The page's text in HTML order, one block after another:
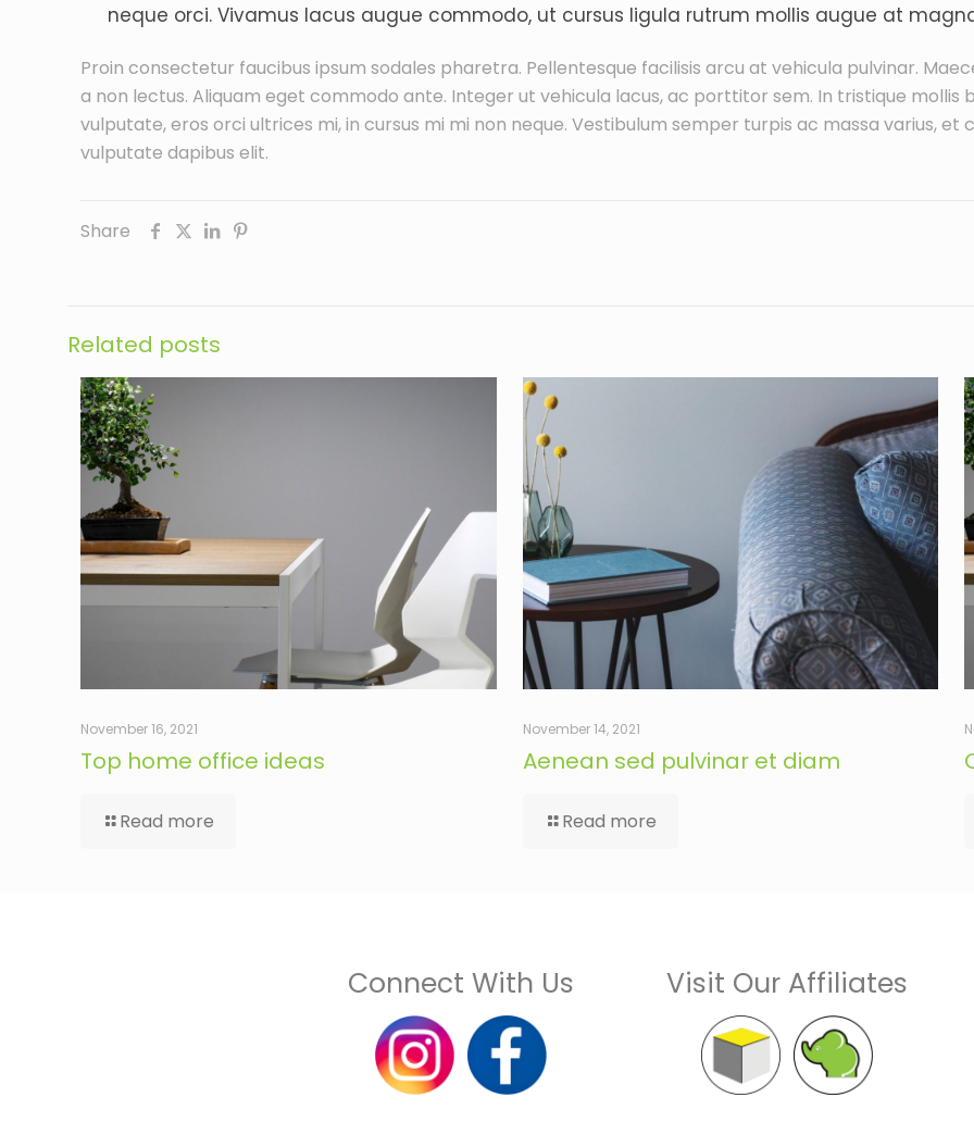
neque orci. Vivamus lacus augue commodo, ut cursus ligula rutrum mollis augue at
Proin consectetur faucibus ipsum sodales pharetra. Pellentesque facilisis arcu at vehicula pulvinar.
a non lectus. Aliquam eget commodo ante. Integer ut vehicula lacus, ac porttitor sem. In tristique mollis
vulputate, eros orci ultrices mi, in cursus mi mi non neque. Vestibulum semper turpis ac massa varius, et
vulputate dapibus elit.
Share
Related posts
November 16, 2021
Top home office ideas
Read more
November 14, 2021
Aenean sed pulvinar et diam
Read more
Connect With Us Visit Our Affiliates